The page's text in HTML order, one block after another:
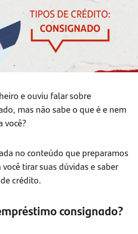
e ouviu falar sobre
mas não sabe o que é e nem
você?
no conteúdo que preparamos
tirar suas dúvidas e saber
crédito.
consignado?